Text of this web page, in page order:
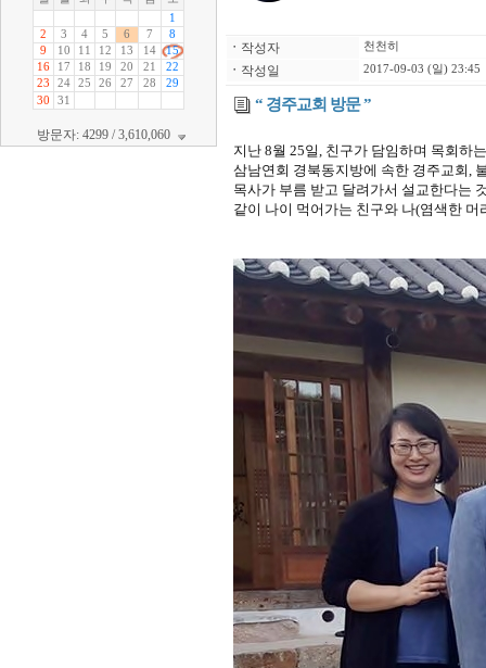
방문자: 4299 / 3,610,060
ㆍ 작성자 천천히
ㆍ 작성일 2017-09-03 (일) 23:45
“ 경주교회 방문 ”
지난 8월 25일, 친구가 담임하며 목회하
삼남연회 경북동지방에 속한 경주교회,
목사가 부름 받고 달려가서 설교한다는
같이 나이 먹어가는 친구와 나(염색한